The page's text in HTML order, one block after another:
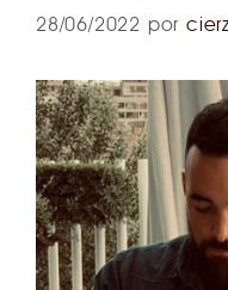
28/06/2022 por